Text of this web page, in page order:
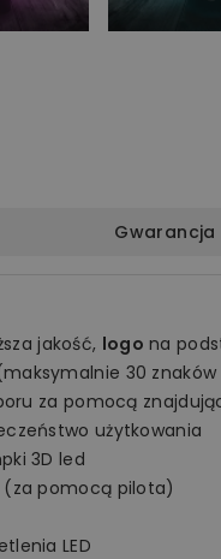
Gwarancja
jakość, logo na
30
za pomocą
użytkowania
3D led
(za pomocą pilota)
LED